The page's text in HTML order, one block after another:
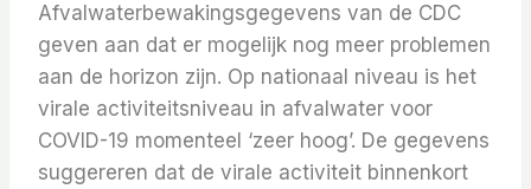
Afvalwaterbewakingsgegevens van de CDC
geven aan dat er mogelijk nog meer problemen
aan de horizon zijn. Op nationaal niveau is het
virale activiteitsniveau in afvalwater voor
COVID-19 momenteel ‘zeer hoog’. De gegevens
suggereren dat de virale activiteit binnenkort